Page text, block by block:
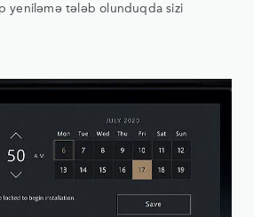
yeniləmə tələb olunduqda sizi